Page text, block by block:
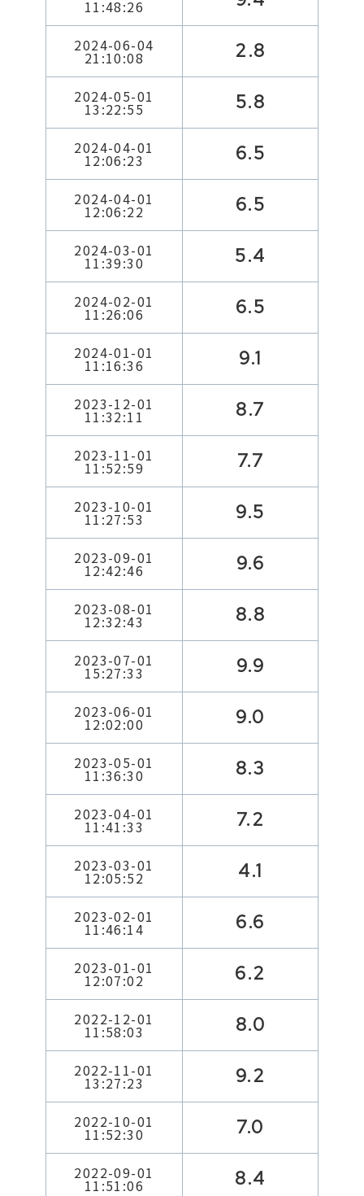
11:48:26
2024-06-04
21:10:08 2.8
2024-05-01
13:22:55 5.8
2024-04-01
12:06:23 6.5
2024-04-01
12:06:22 6.5
2024-03-01
11:39:30 5.4
2024-02-01
11:26:06 6.5
2024-01-01
11:16:36 9.1
2023-12-01
11:32:11 8.7
2023-11-01
11:52:59 7.7
2023-10-01
11:27:53 9.5
2023-09-01
12:42:46 9.6
2023-08-01
12:32:43 8.8
2023-07-01
15:27:33 9.9
2023-06-01
12:02:00 9.0
2023-05-01
11:36:30 8.3
2023-04-01
11:41:33 7.2
2023-03-01
12:05:52 4.1
2023-02-01
11:46:14 6.6
2023-01-01
12:07:02 6.2
2022-12-01
11:58:03 8.0
2022-11-01
13:27:23 9.2
2022-10-01
11:52:30 7.0
2022-09-01
11:51:06 8.4